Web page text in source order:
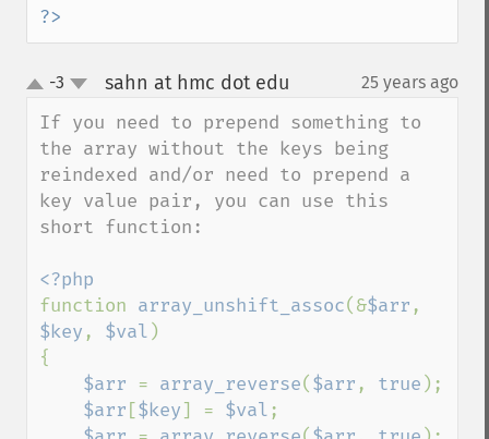
?>
up-3 sahn at hmc dot edu 25 years ago
If you need to prepend something to
the array without the keys being
reindexed and/or need to prepend a
key value pair, you can use this
short function:
function array_unshift_assoc(&$arr
$key , $val )
{
$arr = array_reverse( $arr , true );
$arr [$key] = $val ;